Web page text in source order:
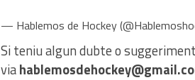
— Hablemos de Hockey
Si teniu algun dubte o
via